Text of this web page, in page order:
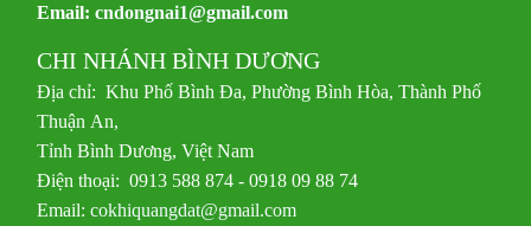
Email:cndongnai1@gmail.com
CHI NHÁNH BÌNH DƯƠNG
Địa chỉ: Khu Phố Bình Đa, Phường Bình Hòa, Thành Phố
Thuận An,
Tỉnh Bình Dương, Việt Nam
Điện thoại: 0913 588 874 - 0918 09 88 74
Email:cokhiquangdat@gmail.com